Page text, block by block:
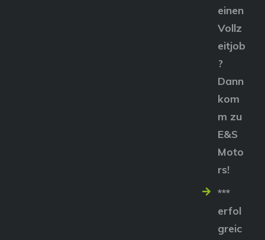
einen
Vollz
eitjob
?
Dann
kom
m zu
E&S
Moto
rs!
***
erfol
greic